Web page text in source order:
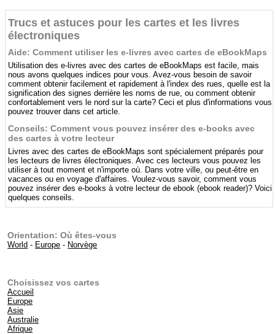
Trucs et astuces pour les cartes et les livres
électroniques
Aide: Comment utiliser les e-livres avec cartes de eBookMaps
Utilisation des e-livres avec des cartes de eBookMaps est facile, mais
nous avons quelques indices pour vous. Avez-vous besoin de savoir
comment obtenir facilement et rapidement à l'index des rues, quelle est la
signification des signes derrière les noms de rue, ou comment obtenir
confortablement vers le nord sur la carte? Ceci et plus d'informations vous
pouvez trouver dans cet article.
Conseils: Comment vous pouvez insérer des e-books avec
des cartes à votre lecteur
Livres avec des cartes de eBookMaps sont spécialement préparés pour
les lecteurs de livres électroniques. Avec ces lecteurs vous pouvez les
utiliser à tout moment et n'importe où. Dans votre ville, ou peut-être en
vacances ou en voyage d'affaires. Voulez-vous savoir, comment vous
pouvez insérer des e-books à votre lecteur de ebook (ebook reader)? Voici
quelques conseils.
Orientation: Où êtes-vous
World - Europe - Norvège
Choisissez vos cartes
Accueil
Europe
Asie
Australie
Afrique